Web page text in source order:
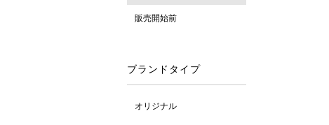
販売開始前
ブランドタイプ
オリジナル